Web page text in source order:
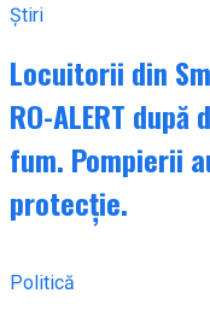
Știri
Locuitorii din
RO-ALERT
fum. Pompierii
protecție.
Politică